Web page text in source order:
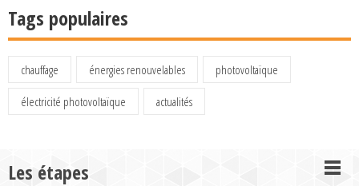
Tags populaires
chauffage énergies renouvelables
photovoltaïque
électricité photovoltaïque
actualités
Les étapes